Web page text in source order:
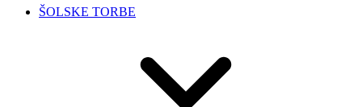
ŠOLSKE TORBE